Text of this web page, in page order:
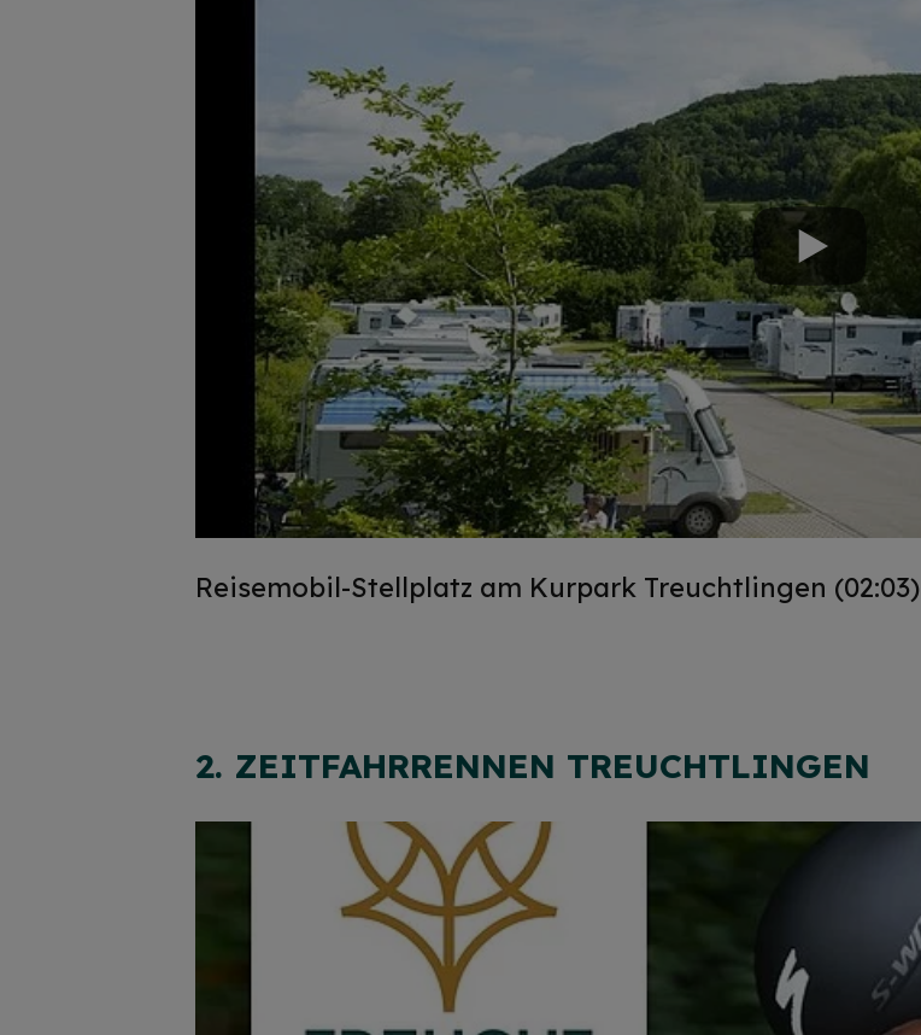
Reisemobil-Stellplatz am Kurpark Treuchtlingen (02:03)
2. ZEITFAHRRENNEN TREUCHTLINGEN